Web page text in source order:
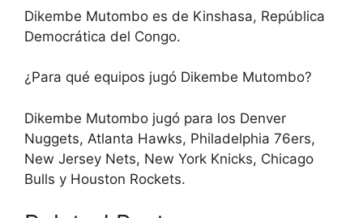
Dikembe Mutombo es de Kinshasa, República
Democrática del Congo.
¿Para qué equipos jugó Dikembe Mutombo?
Dikembe Mutombo jugó para los Denver
Nuggets, Atlanta Hawks, Philadelphia 76ers,
New Jersey Nets, New York Knicks, Chicago
Bulls y Houston Rockets.